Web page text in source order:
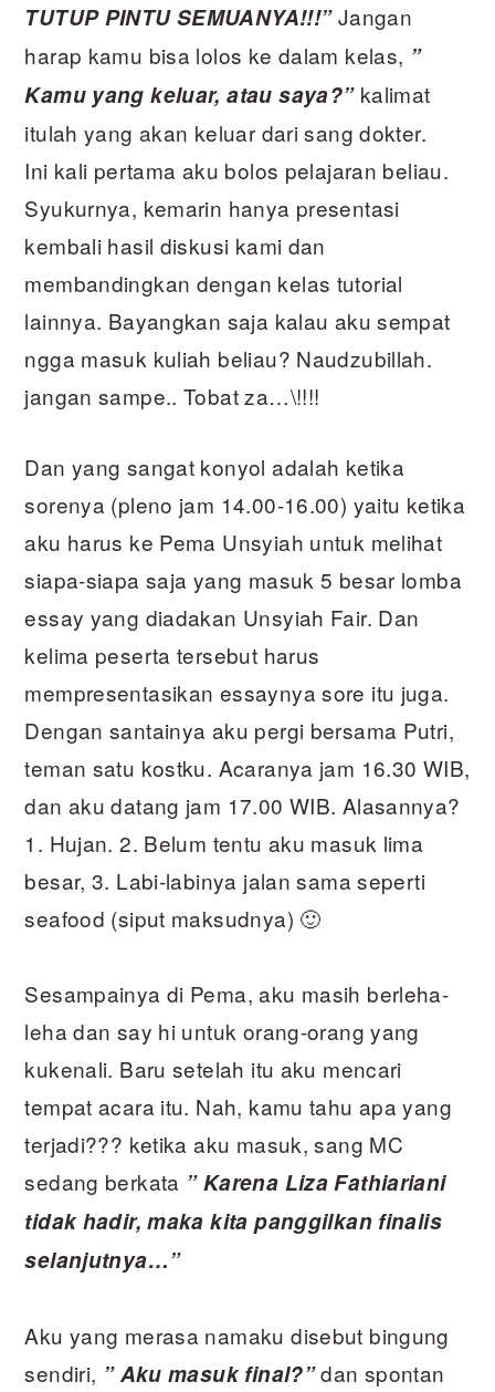
TUTUP PINTU SEMUANYA!!!”Jangan
harap kamu bisa lolos ke dalam kelas, ”
Kamu yang keluar, atau saya?” kalimat
itulah yang akan keluar dari sang dokter.
Ini kali pertama aku bolos pelajaran beliau.
Syukurnya, kemarin hanya presentasi
kembali hasil diskusi kami dan
membandingkan dengan kelas tutorial
lainnya. Bayangkan saja kalau aku sempat
ngga masuk kuliah beliau? Naudzubillah.
jangan sampe.. Tobat za…\!!!!
Dan yang sangat konyol adalah ketika
sorenya (pleno jam 14.00-16.00) yaitu ketika
aku harus ke Pema Unsyiah untuk melihat
siapa-siapa saja yang masuk 5 besar lomba
essay yang diadakan Unsyiah Fair. Dan
kelima peserta tersebut harus
mempresentasikan essaynya sore itu juga.
Dengan santainya aku pergi bersama Putri,
teman satu kostku. Acaranya jam 16.30 WIB,
dan aku datang jam 17.00 WIB. Alasannya?
1. Hujan. 2. Belum tentu aku masuk lima
besar, 3. Labi-labinya jalan sama seperti
seafood (siput maksudnya) 🙂
Sesampainya di Pema, aku masih berleha-
leha dan say hi untuk orang-orang yang
kukenali. Baru setelah itu aku mencari
tempat acara itu. Nah, kamu tahu apa yang
terjadi??? ketika aku masuk, sang MC
sedang berkata ” Karena Liza Fathiariani
tidak hadir, maka kita panggilkan finalis
selanjutnya…”
Aku yang merasa namaku disebut bingung
sendiri, ” Aku masuk final?”dan spontan